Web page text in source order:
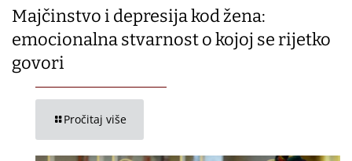
Majčinstvo i depresija kod žena:
emocionalna stvarnost o kojoj se rijetko
govori
Pročitaj više